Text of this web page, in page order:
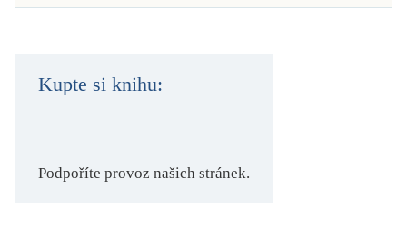
Kupte si knihu:
Podpoříte provoz našich stránek.